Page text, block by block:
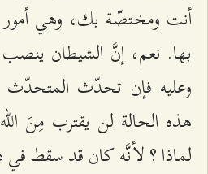
أنت ومختصّة بك، وهي أمور
بها. نعم، إنَّ الشيطان
وعليه فإن تحدّث
هذه الحالة لن يقترب مِنَ
لماذا ؟ لأنَّه كان قد سقط